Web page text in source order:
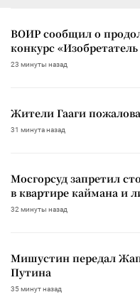
ВОИР сообщил о
конкурс «Изобретатель
23 минуты назад
Жители Гааги
31 минута назад
Мосгорсуд запретил
в квартире каймана и
32 минуты назад
Мишустин передал
Путина
35 минут назад